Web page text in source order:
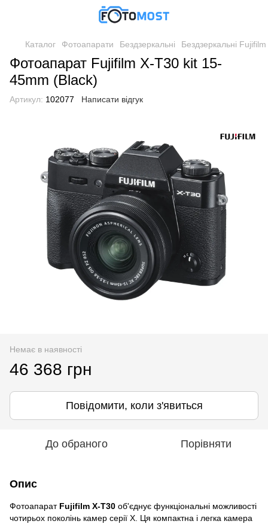
Каталог Фотоапарати Бездзеркальні Бездзеркальні Fujifilm
Фотоапарат Fujifilm X-T30 kit 15-
45mm (Black)
Артикул: 102077 Написати відгук
Немає в наявності
46 368 грн
Повідомити, коли з'явиться
До обраного Порівняти
Опис
Фотоапарат Fujifilm X-T30 об'єднує функціональні можливості
чотирьох поколінь камер серії X. Ця компактна і легка камера